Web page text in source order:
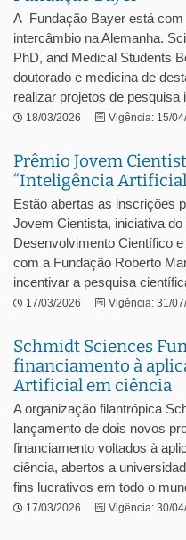
A Fundação Bayer está
intercâmbio na Alemanha.
PhD, and Medical Students
doutorado e medicina de
realizar projetos de pesquisa
18/03/2026 Vigência: 15/
Prêmio Jovem
“Inteligência Artificial
Estão abertas as inscrições
Jovem Cientista, iniciativa
Desenvolvimento Científico
com a Fundação Roberto
incentivar a pesquisa
17/03/2026 Vigência: 31/
Schmidt Sciences
financiamento à
Artificial em ciência
A organização filantrópica
lançamento de dois novos
financiamento voltados à
ciência, abertos a
fins lucrativos em todo o
17/03/2026 Vigência: 30/